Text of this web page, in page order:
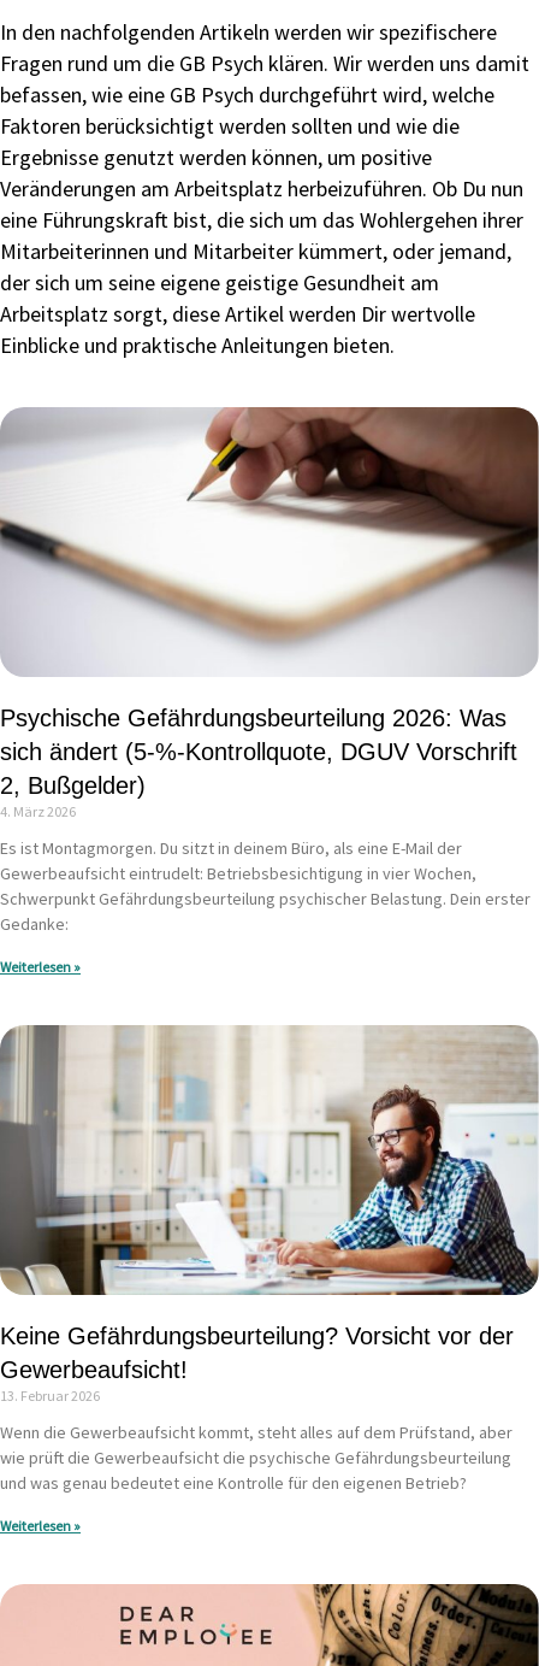
In den nachfolgenden Artikeln werden wir spezifischere
Fragen rund um die GB Psych klären. Wir werden uns damit
befassen, wie eine GB Psych durchgeführt wird, welche
Faktoren berücksichtigt werden sollten und wie die
Ergebnisse genutzt werden können, um positive
Veränderungen am Arbeitsplatz herbeizuführen. Ob Du nun
eine Führungskraft bist, die sich um das Wohlergehen ihrer
Mitarbeiterinnen und Mitarbeiter kümmert, oder jemand,
der sich um seine eigene geistige Gesundheit am
Arbeitsplatz sorgt, diese Artikel werden Dir wertvolle
Einblicke und praktische Anleitungen bieten.
Psychische Gefährdungsbeurteilung 2026: Was
sich ändert (5-%-Kontrollquote, DGUV Vorschrift
2, Bußgelder)
4. März 2026
Es ist Montagmorgen. Du sitzt in deinem Büro, als eine E-Mail der
Gewerbeaufsicht eintrudelt: Betriebsbesichtigung in vier Wochen,
Schwerpunkt Gefährdungsbeurteilung psychischer Belastung. Dein erster
Gedanke:
Weiterlesen »
Keine Gefährdungsbeurteilung? Vorsicht vor der
Gewerbeaufsicht!
13. Februar 2026
Wenn die Gewerbeaufsicht kommt, steht alles auf dem Prüfstand, aber
wie prüft die Gewerbeaufsicht die psychische Gefährdungsbeurteilung
und was genau bedeutet eine Kontrolle für den eigenen Betrieb?
Weiterlesen »